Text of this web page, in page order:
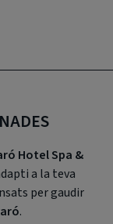
Hotel Spa &
a la teva
per gaudir
.